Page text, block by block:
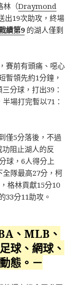
林（Draymond
出19次助攻，終場
績第9的湖人僅剩
賽前有頭痛、噁心
暫領先約1分鐘，
分球，打出39：
場打完暫以71：
僅5分落後，不過
阻止湖人的反
球，6人得分上
全隊最高27分，柯
格林貢獻15分10
33分11助攻。
、MLB、
球、網球、
態。－